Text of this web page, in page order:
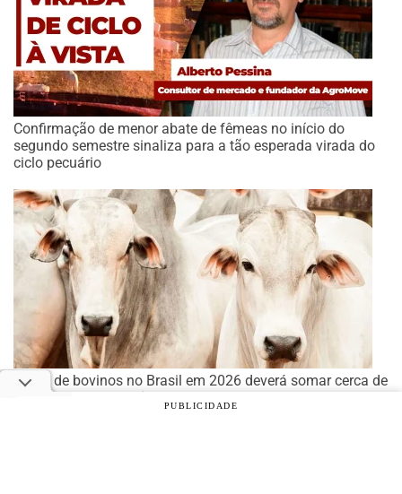
Confirmação de menor abate de fêmeas no início do
segundo semestre sinaliza para a tão esperada virada do
ciclo pecuário
Abate de bovinos no Brasil em 2026 deverá somar cerca de
40 mi cabeças, prevê AbiecPUBLICIDADE